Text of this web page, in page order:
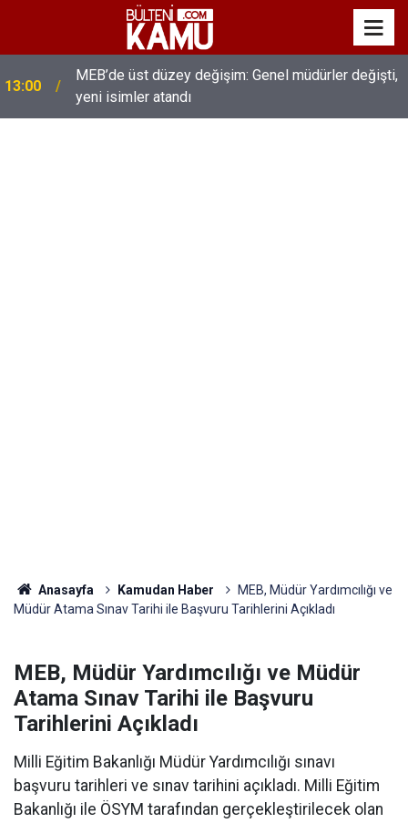
13:00
MEB’de üst düzey değişim: Genel müdürler değişti,
yeni isimler atandı
Anasayfa Kamudan Haber
MEB, Müdür Yardımcılığı ve
Müdür Atama Sınav Tarihi ile Başvuru Tarihlerini Açıkladı
MEB, Müdür Yardımcılığı ve Müdür
Atama Sınav Tarihi ile Başvuru
Tarihlerini Açıkladı
Milli Eğitim Bakanlığı Müdür Yardımcılığı sınavı
başvuru tarihleri ve sınav tarihini açıkladı. Milli Eğitim
Bakanlığı ile ÖSYM tarafından gerçekleştirilecek olan